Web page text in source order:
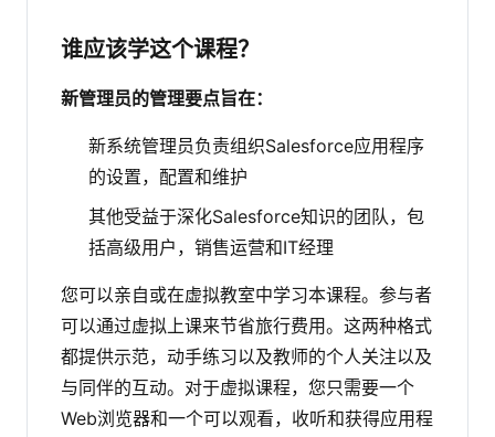
谁应该学这个课程？
新管理员的管理要点旨在：
新系统管理员负责组织Salesforce应用程序
的设置，配置和维护
其他受益于深化Salesforce知识的团队，包
括高级用户，销售运营和IT经理
您可以亲自或在虚拟教室中学习本课程。参与者
可以通过虚拟上课来节省旅行费用。这两种格式
都提供示范，动手练习以及教师的个人关注以及
与同伴的互动。对于虚拟课程，您只需要一个
Web浏览器和一个可以观看，收听和获得应用程